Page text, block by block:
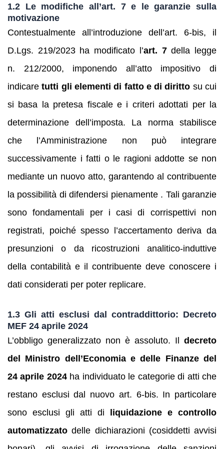
1.2 Le modifiche all’art. 7 e le garanzie sulla
motivazione
Contestualmente all’introduzione dell’art. 6‑bis, il
D.Lgs. 219/2023 ha modificato l’art. 7della legge
n. 212/2000, imponendo all’atto impositivo di
indicaretutti gli elementi di fatto e di diritto su cui
si basa la pretesa fiscale e i criteri adottati per la
determinazione dell’imposta. La norma stabilisce
che l’Amministrazione non può integrare
successivamente i fatti o le ragioni addotte se non
mediante un nuovo atto, garantendo al contribuente
la possibilità di difendersi pienamente . Tali garanzie
sono fondamentali per i casi di corrispettivi non
registrati, poiché spesso l’accertamento deriva da
presunzioni o da ricostruzioni analitico-induttive
della contabilità e il contribuente deve conoscere i
dati considerati per poter replicare.
1.3 Gli atti esclusi dal contraddittorio: Decreto
MEF 24 aprile 2024
L’obbligo generalizzato non è assoluto. Il decreto
del Ministro dell’Economia e delle Finanze del
24 aprile 2024ha individuato le categorie di atti che
restano esclusi dal nuovo art. 6‑bis. In particolare
sono esclusi gli atti di
liquidazione e controllo
automatizzato delle dichiarazioni (cosiddetti avvisi